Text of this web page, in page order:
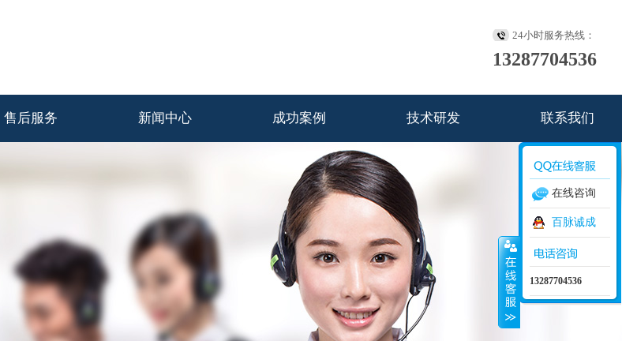
在线咨询
百脉诚成
13287704536
24小时服务热线：
13287704536
售后服务 新闻中心 成功案例 技术研发 联系我们